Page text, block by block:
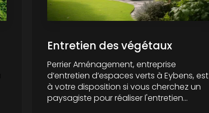
Entretien des végétaux
Perrier Aménagement, entreprise
d’entretien d’espaces verts à Eybens, est
à votre disposition si vous cherchez un
paysagiste pour réaliser l'entretien...